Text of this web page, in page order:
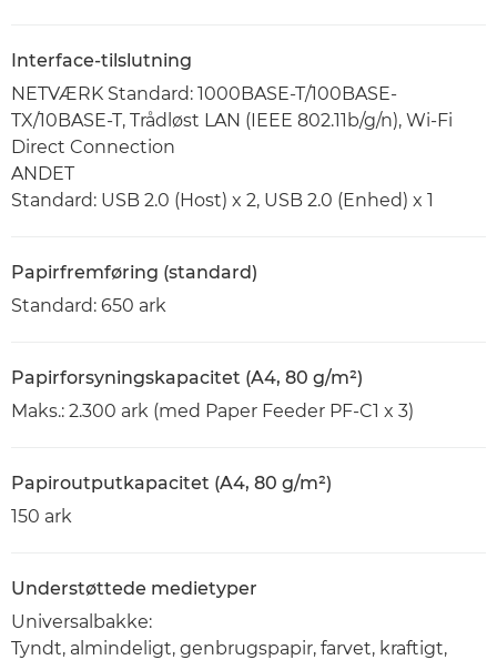
Interface-tilslutning
NETVÆRK Standard: 1000BASE-T/100BASE-
TX/10BASE-T, Trådløst LAN (IEEE 802.11b/g/n), Wi-Fi
Direct Connection
ANDET
Standard: USB 2.0 (Host) x 2, USB 2.0 (Enhed) x 1
Papirfremføring (standard)
Standard: 650 ark
Papirforsyningskapacitet (A4, 80 g/m²)
Maks.: 2.300 ark (med Paper Feeder PF-C1 x 3)
Papiroutputkapacitet (A4, 80 g/m²)
150 ark
Understøttede medietyper
Universalbakke:
Tyndt, almindeligt, genbrugspapir, farvet, kraftigt,